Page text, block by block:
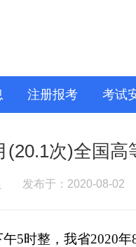
注册报考 考试
(20.1次)全国
发布于：2020-08-02
午5时整，我省2020年